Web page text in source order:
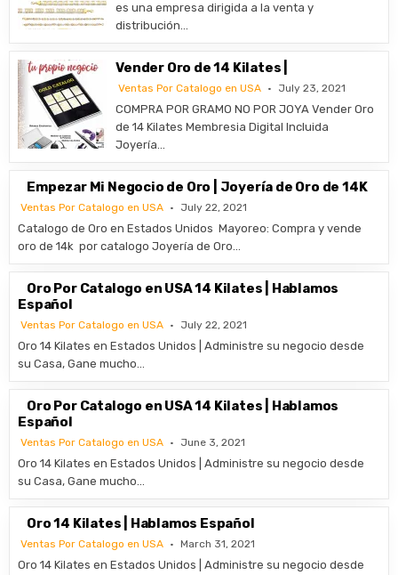
es una empresa dirigida a la venta y
distribución…
Vender Oro de 14 Kilates |
Ventas Por Catalogo en USA July 23, 2021
COMPRA POR GRAMO NO POR JOYA Vender Oro
de 14 Kilates Membresia Digital Incluida
Joyería…
Empezar Mi Negocio de Oro | Joyería de Oro de 14K
Ventas Por Catalogo en USA July 22, 2021
Catalogo de Oro en Estados Unidos ​Mayoreo: Compra y vende
oro de 14k por catalogo Joyería de Oro…
Oro Por Catalogo en USA 14 Kilates | Hablamos
Español
Ventas Por Catalogo en USA July 22, 2021
Oro 14 Kilates en Estados Unidos | Administre su negocio desde
su Casa, Gane mucho…
Oro Por Catalogo en USA 14 Kilates | Hablamos
Español
Ventas Por Catalogo en USA June 3, 2021
Oro 14 Kilates en Estados Unidos | Administre su negocio desde
su Casa, Gane mucho…
Oro 14 Kilates | Hablamos Español
Ventas Por Catalogo en USA March 31, 2021
Oro 14 Kilates en Estados Unidos | Administre su negocio desde